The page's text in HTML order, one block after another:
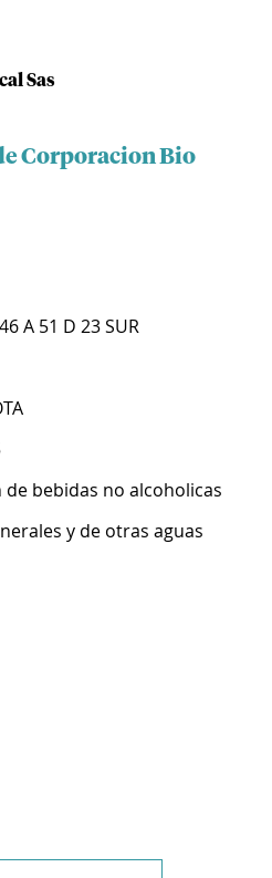
Sas
Corporacion Bio
A 51 D 23 SUR
de bebidas no alcoholicas
y de otras aguas